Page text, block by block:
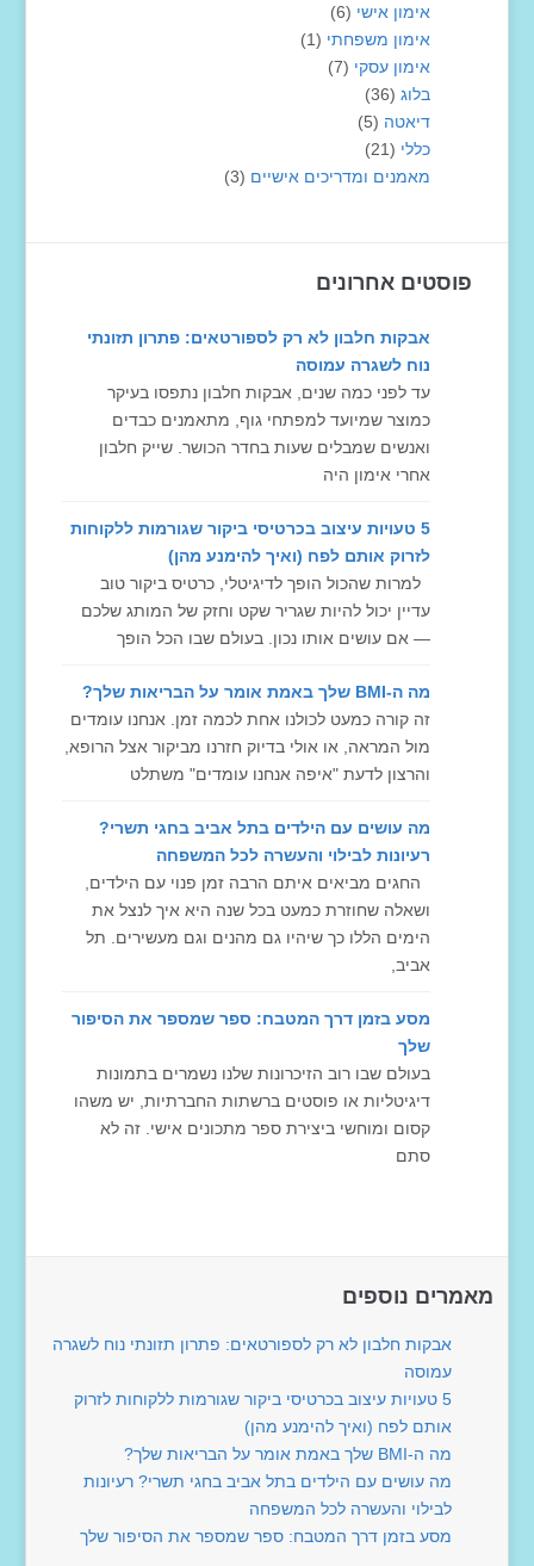
אימון אישי (6)
אימון משפחתי (1)
אימון עסקי (7)
בלוג (36)
דיאטה (5)
כללי (21)
מאמנים ומדריכים אישיים (3)
פוסטים אחרונים
אבקות חלבון לא רק לספורטאים: פתרון תזונתי
נוח לשגרה עמוסה
עד לפני כמה שנים, אבקות חלבון נתפסו בעיקר
כמוצר שמיועד למפתחי גוף, מתאמנים כבדים
ואנשים שמבלים שעות בחדר הכושר. שייק חלבון
אחרי אימון היה
5 טעויות עיצוב בכרטיסי ביקור שגורמות ללקוחות
לזרוק אותם לפח (ואיך להימנע מהן)
למרות שהכול הופך לדיגיטלי, כרטיס ביקור טוב
עדיין יכול להיות שגריר שקט וחזק של המותג שלכם
— אם עושים אותו נכון. בעולם שבו הכל הופך
מה ה-BMI שלך באמת אומר על הבריאות שלך?
זה קורה כמעט לכולנו אחת לכמה זמן. אנחנו עומדים
מול המראה, או אולי בדיוק חזרנו מביקור אצל הרופא,
והרצון לדעת "איפה אנחנו עומדים" משתלט
מה עושים עם הילדים בתל אביב בחגי תשרי?
רעיונות לבילוי והעשרה לכל המשפחה
החגים מביאים איתם הרבה זמן פנוי עם הילדים,
ושאלה שחוזרת כמעט בכל שנה היא איך לנצל את
הימים הללו כך שיהיו גם מהנים וגם מעשירים. תל
אביב,
מסע בזמן דרך המטבח: ספר שמספר את הסיפור
שלך
בעולם שבו רוב הזיכרונות שלנו נשמרים בתמונות
דיגיטליות או פוסטים ברשתות החברתיות, יש משהו
קסום ומוחשי ביצירת ספר מתכונים אישי. זה לא
סתם
מאמרים נוספים
אבקות חלבון לא רק לספורטאים: פתרון תזונתי נוח לשגרה
עמוסה
5 טעויות עיצוב בכרטיסי ביקור שגורמות ללקוחות לזרוק
אותם לפח (ואיך להימנע מהן)
מה ה-BMI שלך באמת אומר על הבריאות שלך?
מה עושים עם הילדים בתל אביב בחגי תשרי? רעיונות
לבילוי והעשרה לכל המשפחה
מסע בזמן דרך המטבח: ספר שמספר את הסיפור שלך